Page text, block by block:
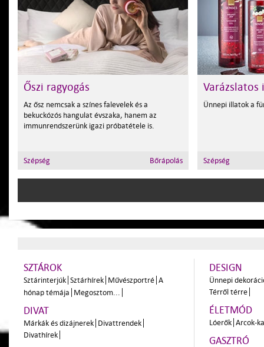
Őszi ragyogás
Az ősz nemcsak a színes falevelek és a
bekuckózós hangulat évszaka, hanem az
immunrendszerünk igazi próbatétele is.
Szépség Bőrápolás
Varázslatos
Ünnepi illatok a
Szépség
SZTÁROK
Sztárinterjúk Sztárhírek Művészportré A
hónap témája Megosztom...
DIVAT
Márkák és dizájnerek Divattrendek
Divathírek
DESIGN
Ünnepi
Térről térre
ÉLETMÓD
Lóerők Arcok-
GASZTRÓ